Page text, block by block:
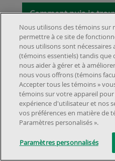
Comment puis-je
Dollarama et ses
Vous pouvez utiliser
des Magasinsafin de
Dollarama.
À propos de nous
À propos
Carrières
Emplacements et
Localisateur de magasins
Relation avec les
Partenaires immobiliers
Service à la clientèle
Foire aux questions
©2025 Dollarama Inc. Tous droits
Nous utilisons des témoins sur
permettre à ce site de
nous utilisons sont
(témoins essentiels) tandis que
nous aider à gérer et à
nous vous offrons (témoins
Accepter tous les témoins »
témoins sur votre appareil
expérience d'utilisateur et nos
vos préférences en matière de
Paramètres personalisés ».
Paramètres personnalisés